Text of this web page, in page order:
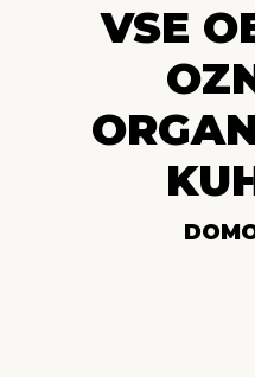
VSE